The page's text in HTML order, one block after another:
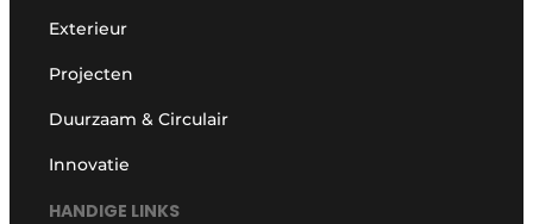
Exterieur
Projecten
Duurzaam & Circulair
Innovatie
HANDIGE LINKS